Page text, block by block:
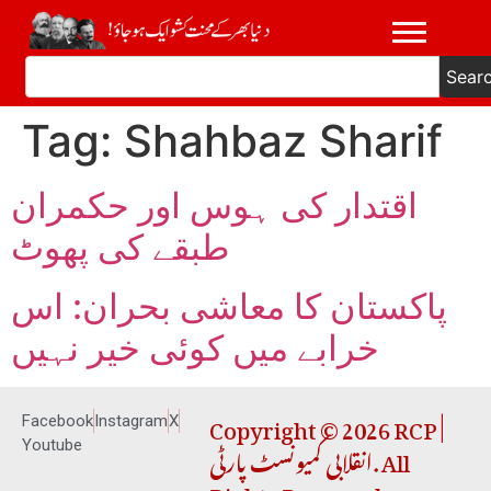
Tag: Shahbaz Sharif
اقتدار کی ہوس اور حکمران
طبقے کی پھوٹ
پاکستان کا معاشی بحران: اس
خرابے میں کوئی خیر نہیں
FacebookInstagramX
Youtube
Copyright © 2026 RCP |
انقلابی کمیونسٹ پارٹی. All